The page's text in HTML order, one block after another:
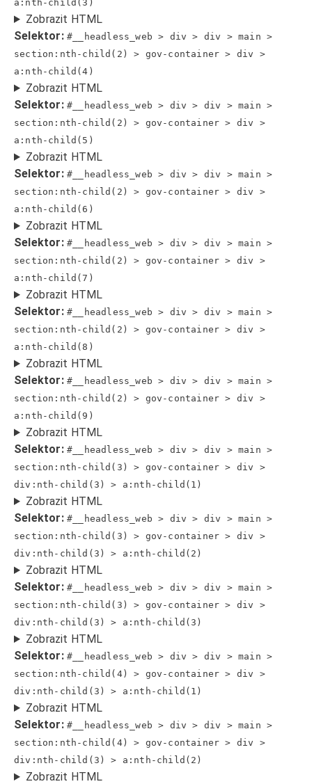
a:nth-child(3)
Zobrazit HTML
Selektor: #__headless_web > div > div > main >
section:nth-child(2) > gov-container > div >
a:nth-child(4)
Zobrazit HTML
Selektor: #__headless_web > div > div > main >
section:nth-child(2) > gov-container > div >
a:nth-child(5)
Zobrazit HTML
Selektor: #__headless_web > div > div > main >
section:nth-child(2) > gov-container > div >
a:nth-child(6)
Zobrazit HTML
Selektor: #__headless_web > div > div > main >
section:nth-child(2) > gov-container > div >
a:nth-child(7)
Zobrazit HTML
Selektor: #__headless_web > div > div > main >
section:nth-child(2) > gov-container > div >
a:nth-child(8)
Zobrazit HTML
Selektor: #__headless_web > div > div > main >
section:nth-child(2) > gov-container > div >
a:nth-child(9)
Zobrazit HTML
Selektor: #__headless_web > div > div > main >
section:nth-child(3) > gov-container > div >
div:nth-child(3) > a:nth-child(1)
Zobrazit HTML
Selektor: #__headless_web > div > div > main >
section:nth-child(3) > gov-container > div >
div:nth-child(3) > a:nth-child(2)
Zobrazit HTML
Selektor: #__headless_web > div > div > main >
section:nth-child(3) > gov-container > div >
div:nth-child(3) > a:nth-child(3)
Zobrazit HTML
Selektor: #__headless_web > div > div > main >
section:nth-child(4) > gov-container > div >
div:nth-child(3) > a:nth-child(1)
Zobrazit HTML
Selektor: #__headless_web > div > div > main >
section:nth-child(4) > gov-container > div >
div:nth-child(3) > a:nth-child(2)
Zobrazit HTML